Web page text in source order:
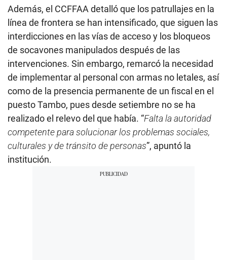
Además, el CCFFAA detalló que los patrullajes en la
línea de frontera se han intensificado, que siguen las
interdicciones en las vías de acceso y los bloqueos
de socavones manipulados después de las
intervenciones. Sin embargo, remarcó la necesidad
de implementar al personal con armas no letales, así
como de la presencia permanente de un fiscal en el
puesto Tambo, pues desde setiembre no se ha
realizado el relevo del que había. “Falta la autoridad
competente para solucionar los problemas sociales,
culturales y de tránsito de personas”, apuntó la
institución.